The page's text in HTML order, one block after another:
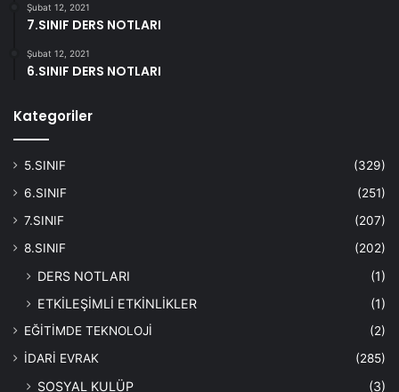
Şubat 12, 2021
7.SINIF DERS NOTLARI
Şubat 12, 2021
6.SINIF DERS NOTLARI
Kategoriler
5.SINIF
(329)
6.SINIF
(251)
7.SINIF
(207)
8.SINIF
(202)
DERS NOTLARI
(1)
ETKİLEŞİMLİ ETKİNLİKLER
(1)
EĞİTİMDE TEKNOLOJİ
(2)
İDARİ EVRAK
(285)
SOSYAL KULÜP (3)